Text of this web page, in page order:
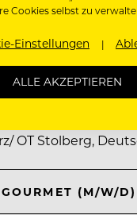
Kempski
OT Stolberg,
(M/W/D)
Cookies selbst zu
Einstellungen
ALLE AKZEPTIEREN